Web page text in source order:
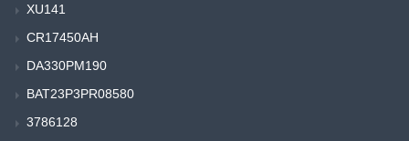
XU141
CR17450AH
DA330PM190
BAT23P3PR08580
3786128